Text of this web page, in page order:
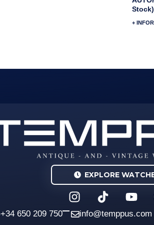
Stock)
+
EXPLORE
I
n
s
Y
o
u
+34 650 209 750 info@temppus.com